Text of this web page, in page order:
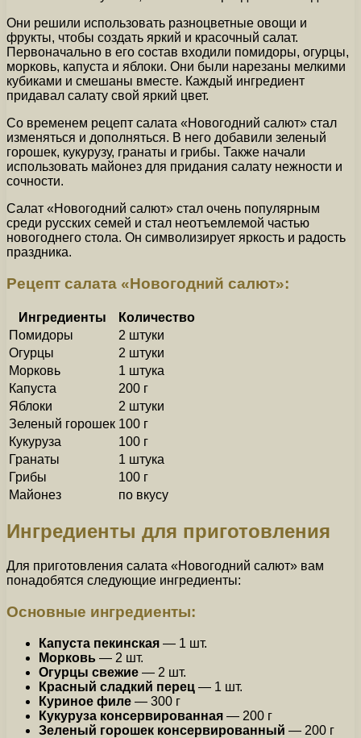
Они решили использовать разноцветные овощи и
фрукты, чтобы создать яркий и красочный салат.
Первоначально в его состав входили помидоры, огурцы,
морковь, капуста и яблоки. Они были нарезаны мелкими
кубиками и смешаны вместе. Каждый ингредиент
придавал салату свой яркий цвет.
Со временем рецепт салата «Новогодний салют» стал
изменяться и дополняться. В него добавили зеленый
горошек, кукурузу, гранаты и грибы. Также начали
использовать майонез для придания салату нежности и
сочности.
Салат «Новогодний салют» стал очень популярным
среди русских семей и стал неотъемлемой частью
новогоднего стола. Он символизирует яркость и радость
праздника.
Рецепт салата «Новогодний салют»:
Ингредиенты
Количество
Помидоры
2 штуки
Огурцы
2 штуки
Морковь
1 штука
Капуста
200 г
Яблоки
2 штуки
Зеленый горошек 100 г
Кукуруза
100 г
Гранаты
1 штука
Грибы
100 г
Майонез
по вкусу
Ингредиенты для приготовления
Для приготовления салата «Новогодний салют» вам
понадобятся следующие ингредиенты:
Основные ингредиенты:
Капуста пекинская — 1 шт.
Морковь — 2 шт.
Огурцы свежие — 2 шт.
Красный сладкий перец — 1 шт.
Куриное филе — 300 г
Кукуруза консервированная — 200 г
Зеленый горошек консервированный — 200 г